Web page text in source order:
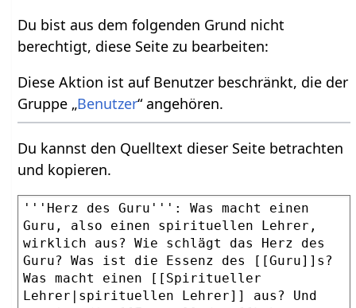
Du bist aus dem folgenden Grund nicht
berechtigt, diese Seite zu bearbeiten:
Diese Aktion ist auf Benutzer beschränkt, die der
Gruppe „Benutzer“ angehören.
Du kannst den Quelltext dieser Seite betrachten
und kopieren.